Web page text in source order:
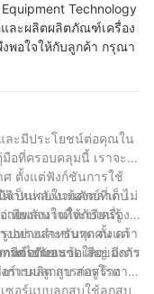
Technology
ละผลิตผลิตภัณฑ์เครื่อง
พอใจให้กับลูกค้า กรุณา
ละมีประโยชน์ต่อคุณใน
อที่ครอบคลุมนี้ เราจะ
ศ ตั้งแต่ฟังก์ชันการใช้
จำหน่ายในท้องตลาด ไม่
พียงสนใจที่จะเรียนรู้
งอย่างสำหรับทุกคน คว้า
าศไปกับเรา!
เป็นพลังงานศักย์ที่เก็บ
ยพลังงานให้กับเครื่อง
ปทรงและขนาด ตั้งแต่
าหกรรมขนาดใหญ่ มีการ
ารผลิต การก่อสร้าง
ทมีข้อดีและข้อเสียของตัว
ร์แบบลูกสูบ สกรูโรตารี
ซอร์แบบลูกสูบใช้ลูกสูบ